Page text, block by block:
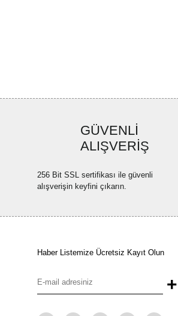
GÜVENLİ
ALIŞVERİŞ
256 Bit SSL sertifikası ile güvenli
alışverişin keyfini çıkarın.
Haber Listemize Ücretsiz Kayıt Olun
+